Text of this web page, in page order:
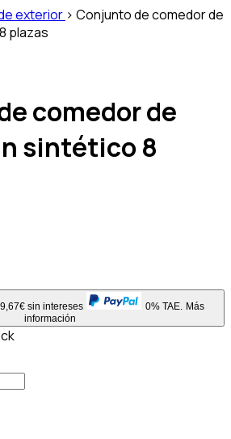
exterior > Conjunto de comedor de
plazas
comedor de
sintético 8
sin intereses 0% TAE. Más
información